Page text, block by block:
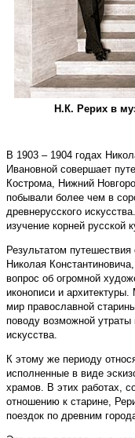
Н.К. Рерих в
В 1903 – 1904 годах
Ивановной совершает
Кострома, Нижний
побывали более чем в
древнерусского
изучение корней русской
Результатом
Николая
вопрос об огромной
иконописи и
мир православной
поводу возможной утраты
искусства.
К этому же периоду
исполненные в виде
храмов. В этих работах,
отношению к старине,
поездок по древним